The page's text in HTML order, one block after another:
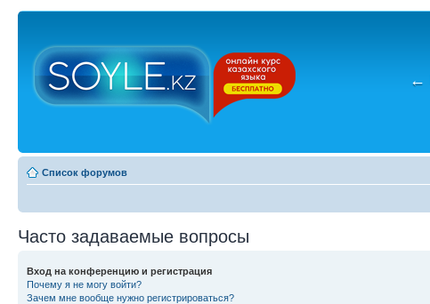
←
Список форумов
Часто задаваемые вопросы
Вход на конференцию и регистрация
Почему я не могу войти?
Зачем мне вообще нужно регистрироваться?